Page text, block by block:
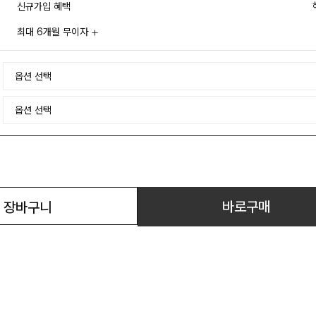
신규가입 혜택
최대 6개월 무이자
장바구니 바로구매